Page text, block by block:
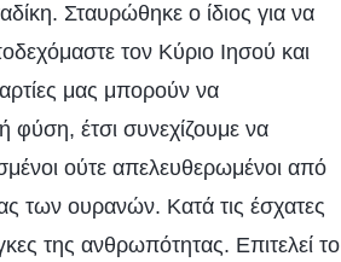
Σταυρώθηκε ο ίδιος για να
τον Κύριο Ιησού και
μας μπορούν να
έτσι συνεχίζουμε να
ούτε απελευθερωμένοι από
των ουρανών. Κατά τις έσχατες
της ανθρωπότητας. Επιτελεί το